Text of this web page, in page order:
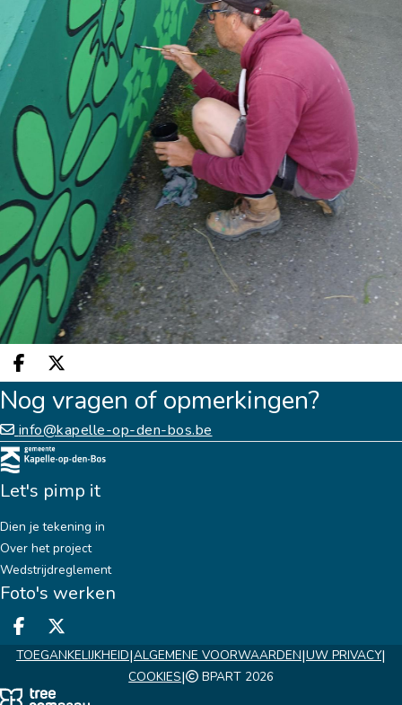
Deel op facebook
Deel op X
Nog vragen of opmerkingen?
info@kapelle-op-den-bos.be
Let's pimp it
Dien je tekening in
Over het project
Wedstrijdreglement
Foto's werken
Deel op facebook
Deel op X
TOEGANKELIJKHEID|ALGEMENE VOORWAARDEN|UW PRIVACY|
COOKIES| BPART 2026